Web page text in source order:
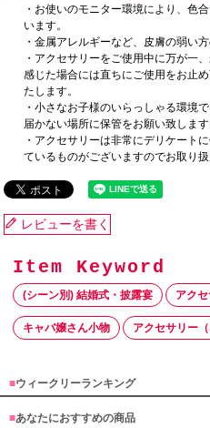
・お使いのモニター環境により、色
います。
・金属アレルギーなど、皮膚の弱い
・アクセサリーをご使用中に万が一
感じた場合には直ちにご使用をお止
たします。
・小さなお子様のいらっしゃる環境
届かない場所に保管をお願い致します
・アクセサリーは非常にデリケート
ているものがございますのでお取り扱
レビューを書く
(シーン別) 結婚式・披露宴 アク
キャバ嬢さん小物 アクセサリー
■ウィークリーランキング
■あなたにおすすめの商品